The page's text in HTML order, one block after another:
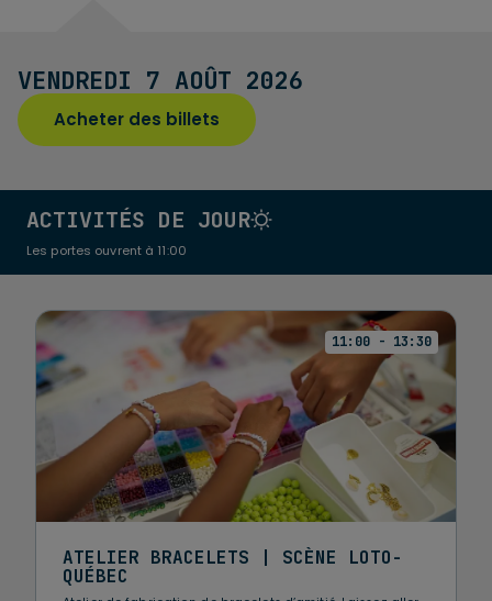
VENDREDI 7 AOÛT 2026
Acheter des billets
ACTIVITÉS DE JOUR
Les portes ouvrent à 11:00
11:00 - 13:30
ATELIER BRACELETS | SCÈNE LOTO-
QUÉBEC